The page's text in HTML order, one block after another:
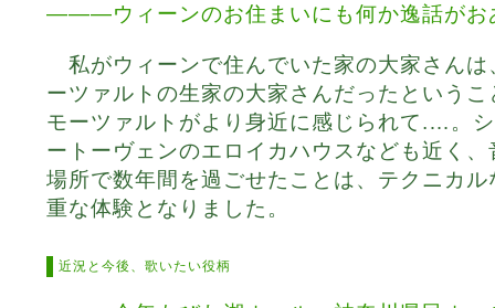
―――ウィーンのお住まいにも何か逸話がお
私がウィーンで住んでいた家の大家さんは
ーツァルトの生家の大家さんだったという
モーツァルトがより身近に感じられて.…。
ートーヴェンのエロイカハウスなども近く
場所で数年間を過ごせたことは、テクニカ
重な体験となりました。
近況と今後、歌いたい役柄